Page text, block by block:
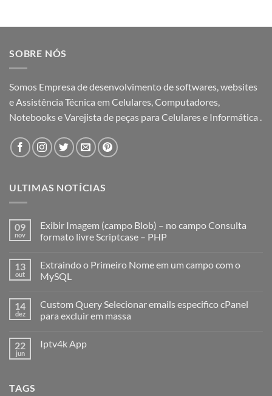
SOBRE NÓS
Somos Empresa de desenvolvimento de softwares, websites
e Assistência Técnica em Celulares, Computadores,
Notebooks e Varejista de peças para Celulares e Informática .
ULTIMAS NOTÍCIAS
09
nov
Exibir Imagem (campo Blob) – no campo Consulta
formato livre Scriptcase – PHP
13
out
Extraindo o Primeiro Nome em um campo com o
MySQL
14
dez
Custom Query Selecionar emails especifico cPanel
para excluir em massa
22
jun
Iptv4k App
TAGS